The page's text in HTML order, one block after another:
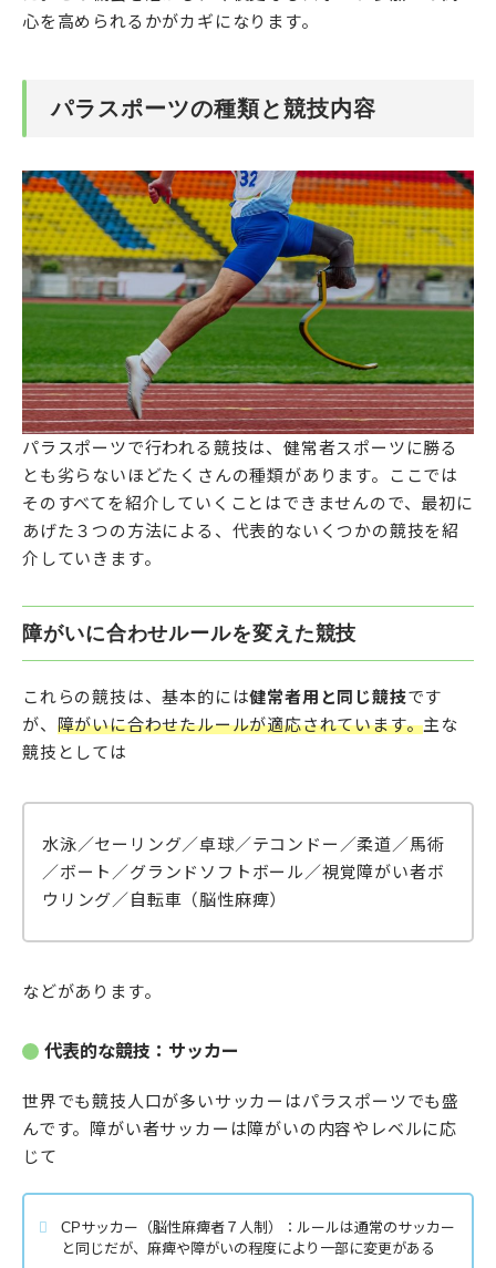
心を高められるかがカギになります。
パラスポーツの種類と競技内容
パラスポーツで行われる競技は、健常者スポーツに勝る
とも劣らないほどたくさんの種類があります。ここでは
そのすべてを紹介していくことはできませんので、最初に
あげた３つの方法による、代表的ないくつかの競技を紹
介していきます。
障がいに合わせルールを変えた競技
これらの競技は、基本的には健常者用と同じ競技です
が、 障がいに合わせたルールが適応されています。主な
競技としては
水泳／セーリング／卓球／テコンドー／柔道／馬術
／ボート／グランドソフトボール／視覚障がい者ボ
ウリング／自転車（脳性麻痺）
などがあります。
代表的な競技：サッカー
世界でも競技人口が多いサッカーはパラスポーツでも盛
んです。障がい者サッカーは障がいの内容やレベルに応
じて
CPサッカー（脳性麻痺者７人制）：ルールは通常のサッカー
と同じだが、麻痺や障がいの程度により一部に変更がある